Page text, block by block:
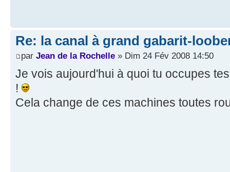
Re: la canal à grand gabarit-
par Jean de la Rochelle » Dim 24 Fév 2008 14:50
Je vois aujourd'hui à quoi tu occupes
!
Cela change de ces machines toutes